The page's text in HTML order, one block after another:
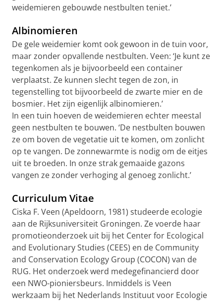
weidemieren gebouwde nestbulten teniet.’
Albinomieren
De gele weidemier komt ook gewoon in de tuin voor,
maar zonder opvallende nestbulten. Veen: ‘Je kunt ze
tegenkomen als je bijvoorbeeld een container
verplaatst. Ze kunnen slecht tegen de zon, in
tegenstelling tot bijvoorbeeld de zwarte mier en de
bosmier. Het zijn eigenlijk albinomieren.’
In een tuin hoeven de weidemieren echter meestal
geen nestbulten te bouwen. ‘De nestbulten bouwen
ze om boven de vegetatie uit te komen, om zonlicht
op te vangen. De zonnewarmte is nodig om de eitjes
uit te broeden. In onze strak gemaaide gazons
vangen ze zonder verhoging al genoeg zonlicht.’
Curriculum Vitae
Ciska F. Veen (Apeldoorn, 1981) studeerde ecologie
aan de Rijksuniversiteit Groningen. Ze voerde haar
promotieonderzoek uit bij het Center for Ecological
and Evolutionary Studies (CEES) en de Community
and Conservation Ecology Group (COCON) van de
RUG. Het onderzoek werd medegefinancierd door
een NWO-pioniersbeurs. Inmiddels is Veen
werkzaam bij het Nederlands Instituut voor Ecologie